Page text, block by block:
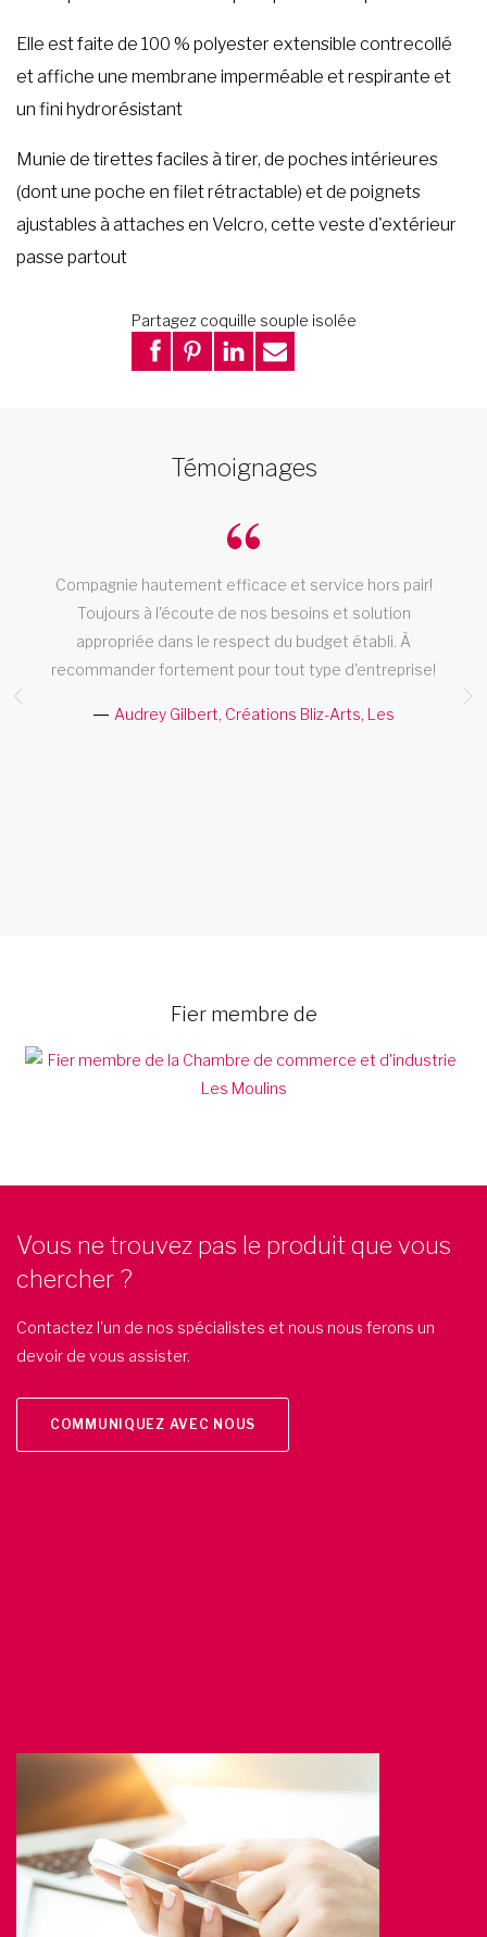
Elle est faite de 100 % polyester extensible contrecollé
et affiche une membrane imperméable et respirante et
un fini hydrorésistant
Munie de tirettes faciles à tirer, de poches intérieures
(dont une poche en filet rétractable) et de poignets
ajustables à attaches en Velcro, cette veste d'extérieur
passe partout
Partagez coquille souple isolée
Témoignages
Compagnie hautement efficace et service hors pair!
Toujours à l'écoute de nos besoins et solution
appropriée dans le respect du budget établi. À
recommander fortement pour tout type d'entreprise!
Audrey Gilbert, Créations Bliz-Arts, Les
Fier membre de
Vous ne trouvez pas le produit que vous
chercher ?
Contactez l'un de nos spécialistes et nous nous ferons un
devoir de vous assister.
COMMUNIQUEZ AVEC NOUS